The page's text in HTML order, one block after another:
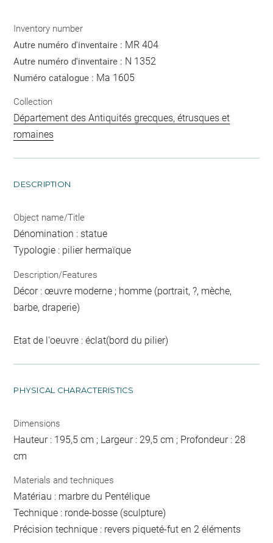
Inventory number
Autre numéro d'inventaire : MR 404
Autre numéro d'inventaire : N 1352
Numéro catalogue : Ma 1605
Collection
Département des Antiquités grecques, étrusques et
romaines
DESCRIPTION
Object name/Title
Dénomination : statue
Typologie : pilier hermaïque
Description/Features
Décor : œuvre moderne ; homme (portrait, ?, mèche,
barbe, draperie)
Etat de l'oeuvre : éclat(bord du pilier)
PHYSICAL CHARACTERISTICS
Dimensions
Hauteur : 195,5 cm ; Largeur : 29,5 cm ; Profondeur : 28
cm
Materials and techniques
Matériau : marbre du Pentélique
Technique : ronde-bosse (sculpture)
Précision technique : revers piqueté-fut en 2 éléments